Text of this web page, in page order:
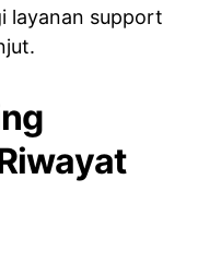
layanan support